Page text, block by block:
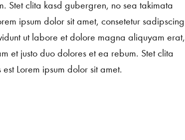
Stet clita kasd gubergren, no sea takimata
ipsum dolor sit amet, consetetur sadipscing
ut labore et dolore magna aliquyam erat,
et justo duo dolores et ea rebum. Stet clita
Lorem ipsum dolor sit amet.